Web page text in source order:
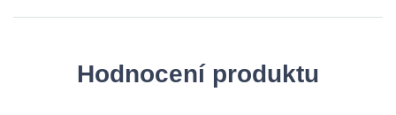
Hodnocení produktu